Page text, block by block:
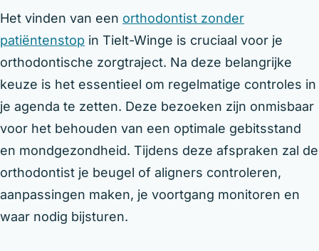
Het vinden van een orthodontist zonder
patiëntenstop in Tielt-Winge is cruciaal voor je
orthodontische zorgtraject. Na deze belangrijke
keuze is het essentieel om regelmatige controles in
je agenda te zetten. Deze bezoeken zijn onmisbaar
voor het behouden van een optimale gebitsstand
en mondgezondheid. Tijdens deze afspraken zal de
orthodontist je beugel of aligners controleren,
aanpassingen maken, je voortgang monitoren en
waar nodig bijsturen.